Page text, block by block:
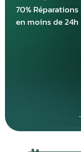
70% Réparations
en moins de 24h